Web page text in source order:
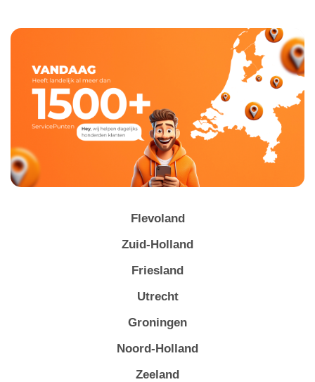
Flevoland
Zuid-Holland
Friesland
Utrecht
Groningen
Noord-Holland
Zeeland